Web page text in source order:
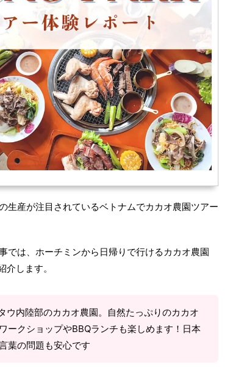
生産が注目されているベトナムでカカオ農園ツアー
では、ホーチミンから日帰りで行けるカカオ農園
介します。
内陸部のカカオ農園。自然たっぷりのカカオ
ークショップやBBQランチも楽しめます！日本
葉の問題も安心です